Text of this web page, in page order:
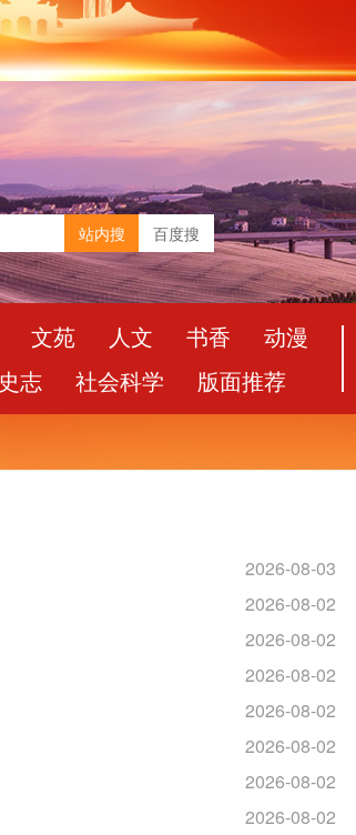
站内搜 百度搜
文苑 人文 书香
动漫
志
社会科学 版面推荐
2026-08-03
2026-08-02
2026-08-02
2026-08-02
2026-08-02
2026-08-02
2026-08-02
2026-08-02